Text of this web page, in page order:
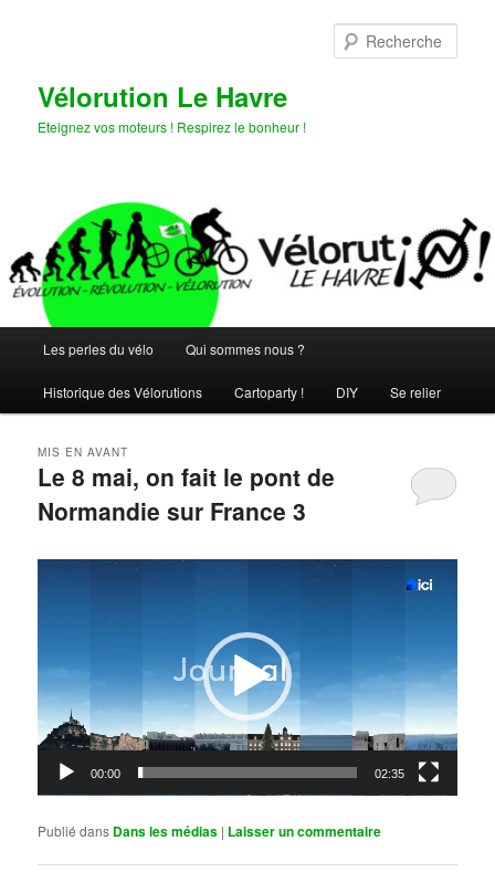
Vélorution Le Havre
Eteignez vos moteurs ! Respirez le bonheur !
principal
Les perles du vélo Qui sommes nous ?
Historique des Vélorutions Cartoparty ! DIY Se relier
Le 8 mai, on fait le pont de
Normandie sur France 3
MIS EN AVANT
00:00 02:35
Publié dans Dans les médias | Laisser un commentaire